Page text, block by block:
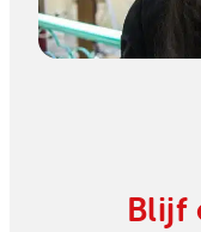
Blijf